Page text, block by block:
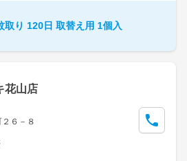
取り 120日 取替え用 1個入
花山店
６－８